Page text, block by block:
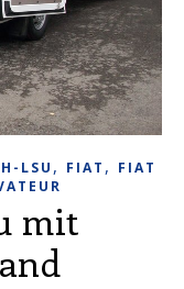
LSU , FIAT , FIAT
mit